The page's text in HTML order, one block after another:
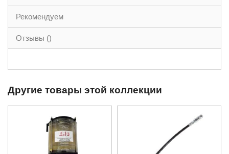
Рекомендуем
Отзывы ()
Другие товары этой коллекции